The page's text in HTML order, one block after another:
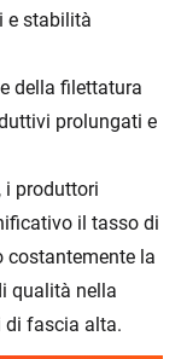
e stabilità
della filettatura
prolungati e
produttori
il tasso di
costantemente la
qualità nella
di fascia alta.